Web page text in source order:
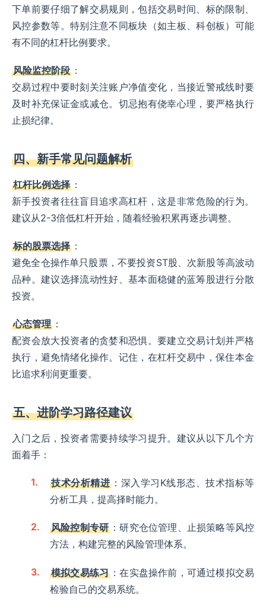
下单前要仔细了解交易规则，包括交易时间、标的限制、
风控参数等。特别注意不同板块（如主板、科创板）可能
有不同的杠杆比例要求。
风险监控阶段 ：
交易过程中要时刻关注账户净值变化，当接近警戒线时要
及时补充保证金或减仓。切忌抱有侥幸心理，要严格执行
止损纪律。
四、新手常见问题解析
杠杆比例选择 ：
新手投资者往往盲目追求高杠杆，这是非常危险的行为。
建议从2-3倍低杠杆开始，随着经验积累再逐步调整。
标的股票选择 ：
避免全仓操作单只股票，不要投资ST股、次新股等高波动
品种。建议选择流动性好、基本面稳健的蓝筹股进行分散
投资。
心态管理 ：
配资会放大投资者的贪婪和恐惧。要建立交易计划并严格
执行，避免情绪化操作。记住，在杠杆交易中，保住本金
比追求利润更重要。
五、进阶学习路径建议
入门之后，投资者需要持续学习提升。建议从以下几个方
面着手：
技术分析精进 ：深入学习K线形态、技术指标等
分析工具，提高择时能力。
风险控制专研 ：研究仓位管理、止损策略等风控
方法，构建完整的风险管理体系。
模拟交易练习 ：在实盘操作前，可通过模拟交易
检验自己的交易系统。